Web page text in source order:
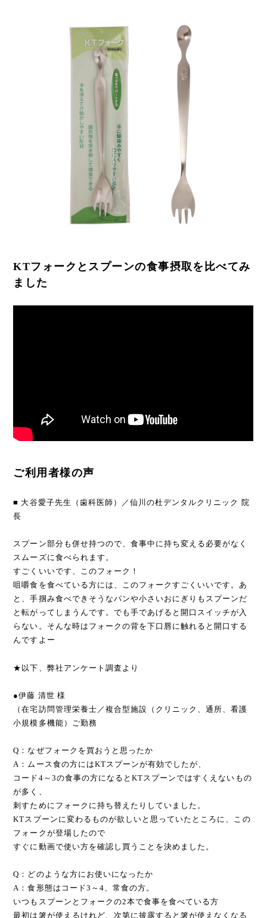
KTフォークとスプーンの食事摂取を比べてみ
ました
ご利用者様の声
■ 大谷愛子先生（歯科医師）／仙川の杜デンタルクリニック 院
長
スプーン部分も併せ持つので、食事中に持ち変える必要がなく
スムーズに食べられます。
すごくいいです、このフォーク！
咀嚼食を食べている方には、このフォークすごくいいです。あ
と、手掴み食べできそうなパンや小さいおにぎりもスプーンだ
と転がってしまうんです。でも手であげると開口スイッチが入
らない。そんな時はフォークの背を下口唇に触れると開口する
んですよー
★以下、弊社アンケート調査より
●伊藤 清世 様
（在宅訪問管理栄養士／複合型施設（クリニック、通所、看護
小規模多機能）ご勤務
Q：なぜフォークを買おうと思ったか
A：ムース食の方にはKTスプーンが有効でしたが、
コード4～3の食事の方になるとKTスプーンではすくえないもの
が多く、
刺すためにフォークに持ち替えたりしていました。
KTスプーンに変わるものが欲しいと思っていたところに、この
フォークが登場したので
すぐに動画で使い方を確認し買うことを決めました。
Q：どのような方にお使いになったか
A：食形態はコード3～4、常食の方。
いつもスプーンとフォークの2本で食事を食べている方
最初は箸が使えるけれど、次第に披露すると箸が使えなくなる